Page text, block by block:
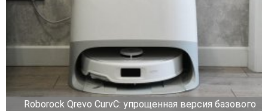
Roborock Qrevo CurvC: упрощенная версия базового